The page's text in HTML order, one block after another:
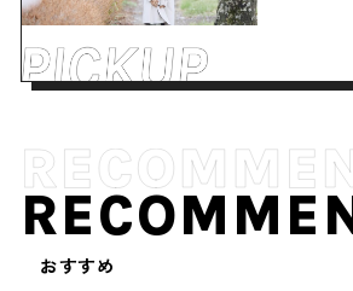
おすすめ